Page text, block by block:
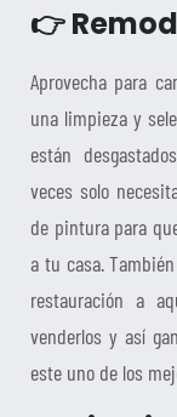
👉
Aprovecha para
una limpieza y
están
veces solo
de pintura para
a tu casa.
restauración a
venderlos y así
este uno de los